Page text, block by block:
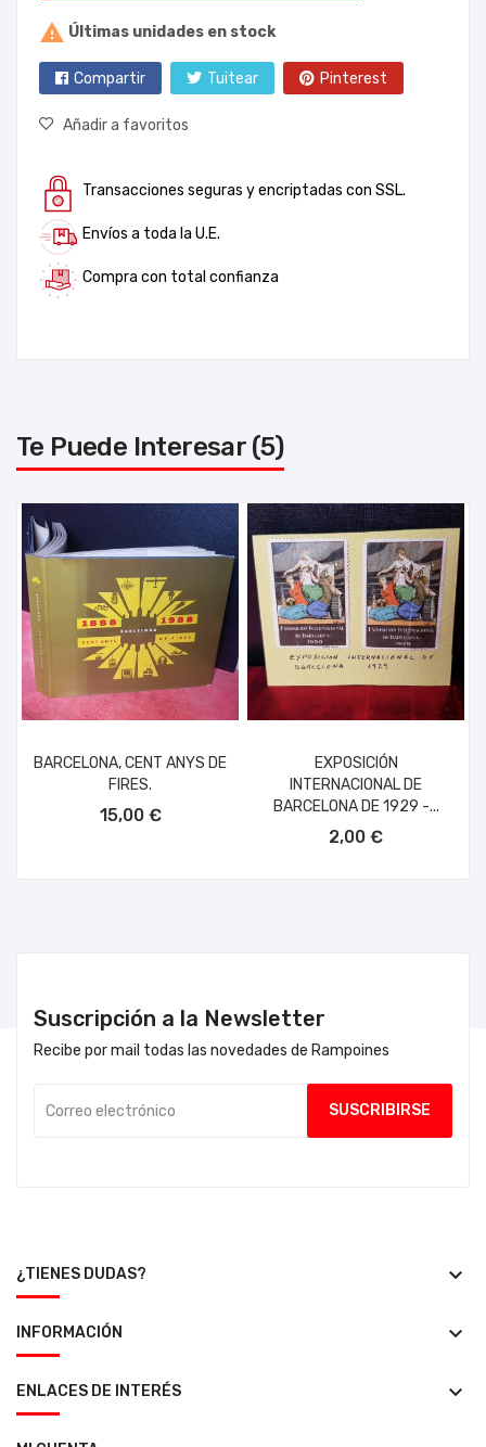
 Últimas unidades en stock
Compartir Tuitear Pinterest
Añadir a favoritos
Transacciones seguras y encriptadas con SSL.
Envíos a toda la U.E.
Compra con total confianza
Te Puede Interesar (5)
BARCELONA, CENT ANYS DE
FIRES.
15,00 €
EXPOSICIÓN
INTERNACIONAL DE
BARCELONA DE 1929 -...
2,00 €
Suscripción a la Newsletter
Recibe por mail todas las novedades de Rampoines
¿TIENES DUDAS? keyboard_arrow_down
INFORMACIÓN keyboard_arrow_down
ENLACES DE INTERÉS keyboard_arrow_down